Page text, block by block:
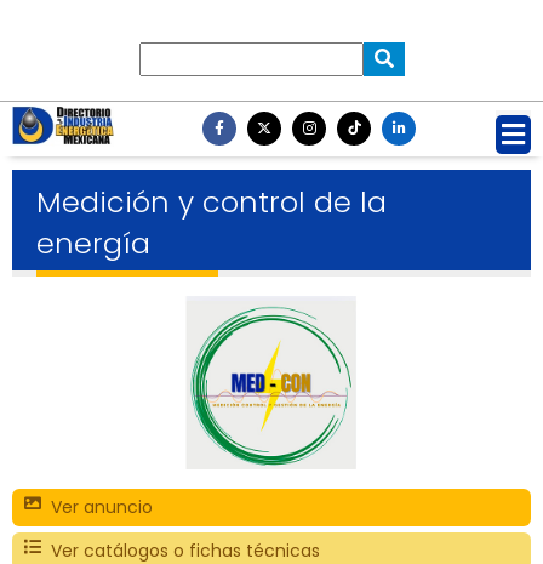
Medición y control de la
energía
Ver anuncio
Ver catálogos o fichas técnicas